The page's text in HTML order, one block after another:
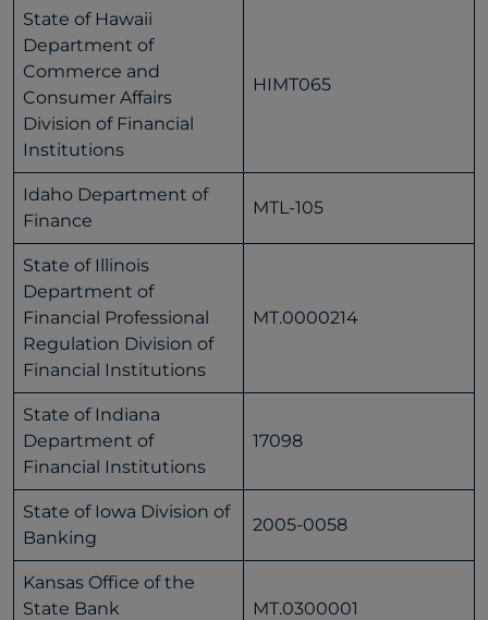
State of Hawaii
Department of
Commerce and
Consumer Affairs
Division of Financial
Institutions
HIMT065
Idaho Department of
Finance
MTL-105
State of Illinois
Department of
Financial Professional
Regulation Division of
Financial Institutions
MT.0000214
State of Indiana
Department of
Financial Institutions
17098
State of Iowa Division of
Banking
2005-0058
Kansas Office of the
State Bank
MT.0300001